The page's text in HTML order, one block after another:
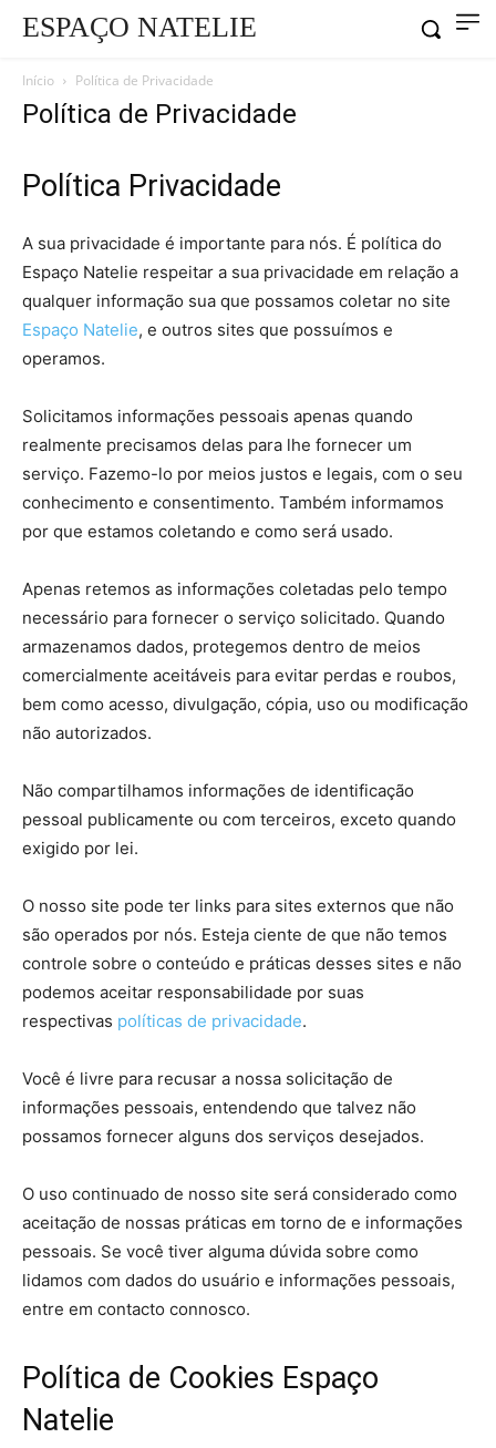
ESPAÇO NATELIE
Início Política de Privacidade
Política de Privacidade
Política Privacidade
A sua privacidade é importante para nós. É política do
Espaço Natelie respeitar a sua privacidade em relação a
qualquer informação sua que possamos coletar no site
Espaço Natelie, e outros sites que possuímos e
operamos.
Solicitamos informações pessoais apenas quando
realmente precisamos delas para lhe fornecer um
serviço. Fazemo-lo por meios justos e legais, com o seu
conhecimento e consentimento. Também informamos
por que estamos coletando e como será usado.
Apenas retemos as informações coletadas pelo tempo
necessário para fornecer o serviço solicitado. Quando
armazenamos dados, protegemos dentro de meios
comercialmente aceitáveis ​​para evitar perdas e roubos,
bem como acesso, divulgação, cópia, uso ou modificação
não autorizados.
Não compartilhamos informações de identificação
pessoal publicamente ou com terceiros, exceto quando
exigido por lei.
O nosso site pode ter links para sites externos que não
são operados por nós. Esteja ciente de que não temos
controle sobre o conteúdo e práticas desses sites e não
podemos aceitar responsabilidade por suas
respectivas políticas de privacidade.
Você é livre para recusar a nossa solicitação de
informações pessoais, entendendo que talvez não
possamos fornecer alguns dos serviços desejados.
O uso continuado de nosso site será considerado como
aceitação de nossas práticas em torno de e informações
pessoais. Se você tiver alguma dúvida sobre como
lidamos com dados do usuário e informações pessoais,
entre em contacto connosco.
Política de Cookies Espaço
Natelie